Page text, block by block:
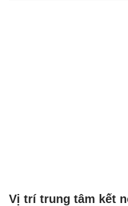
Vị trí trung tâm kết